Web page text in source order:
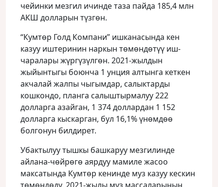
чейинки мезгил ичинде таза пайда 185,4 млн
АКШ долларын түзгөн.
“Кумтөр Голд Компани” ишканасында кен
казуу иштеринин наркын төмөндөтүү иш-
чаралары жүргүзүлгөн. 2021-жылдын
жыйынтыгы боюнча 1 унция алтынга кеткен
акчалай жалпы чыгымдар, салыктарды
кошкондо, планга салыштырмалуу 222
долларга азайган, 1 374 доллардан 1 152
долларга кыскарган, бул 16,1% үнөмдөө
болгонун билдирет.
Убактылуу тышкы башкаруу мезгилинде
айлана-чөйрөгө аярдуу мамиле жасоо
максатында Кумтөр кенинде муз казуу кескин